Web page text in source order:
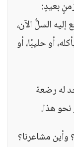
بعيدٍ:
السلُّ الآن،
أو حليبًا، أو
له رضعة
هذا.
وأين مشاعرنا؟